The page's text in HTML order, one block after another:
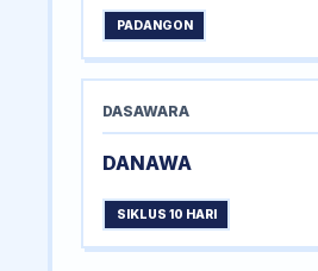
PADANGON
DASAWARA
DANAWA
SIKLUS 10 HARI